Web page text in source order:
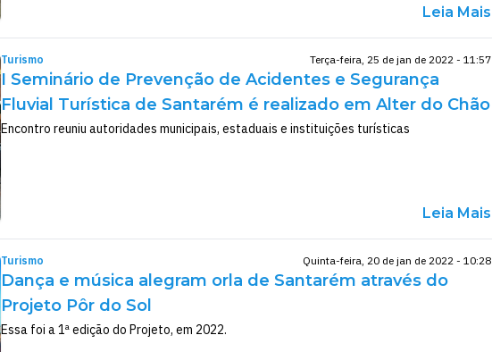
Leia Mais
Turismo Terça-feira, 25 de jan de 2022 - 11:57
I Seminário de Prevenção de Acidentes e Segurança
Fluvial Turística de Santarém é realizado em Alter do Chão
Encontro reuniu autoridades municipais, estaduais e instituições turísticas
Leia Mais
Turismo Quinta-feira, 20 de jan de 2022 - 10:28
Dança e música alegram orla de Santarém através do
Projeto Pôr do Sol
Essa foi a 1ª edição do Projeto, em 2022.